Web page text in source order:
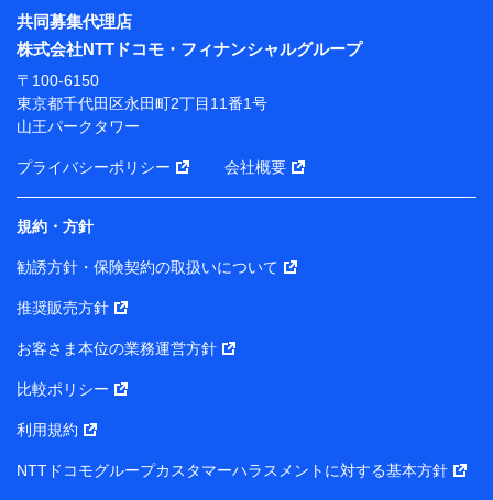
※ パーソナルデータダッシュボードの「第三者提供の
管理」の設定状態にかかわらず、共同利用する場合があ
ります。
※ dポイントクラブ会員ではないお客さま（2019年12
月11日以降、一度もdポイントクラブ会員であったこと
がないお客さまに限る）に関する、2019年12月10日以
前に取得した個人データは、こちら の利用目的の範囲内
当社は株式会社NTTドコモ・フィナンシャルグループ
との間で、以下のとおり個人データを共同利用しま
す。
【共同して利用される利用データの項目】
当社または株式会社NTTドコモ・フィナンシャルグルー
の個人データ
基本情報
性、連絡先、dポイントサービスのご利用に関する情報。例
共同募集代理店
株式会社NTTドコモ・フィナンシャルグループ
〒100-6150
東京都千代田区永田町2丁目11番1号
山王パークタワー
プライバシーポリシー 会社概要
規約・方針
勧誘方針・保険契約の取扱いについて
推奨販売方針
お客さま本位の業務運営方針
比較ポリシー
利用規約
NTTドコモグループカスタマーハラスメントに対する基本方針